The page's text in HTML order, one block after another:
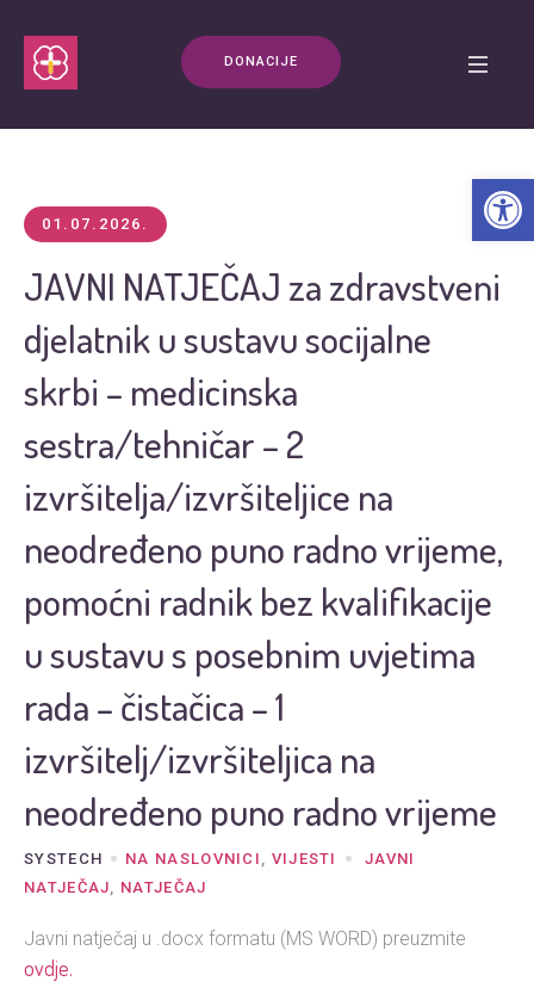
DONACIJE
01.07.2026.
JAVNI NATJEČAJ za zdravstveni
djelatnik u sustavu socijalne
skrbi – medicinska
sestra/tehničar – 2
izvršitelja/izvršiteljice na
neodređeno puno radno vrijeme,
pomoćni radnik bez kvalifikacije
u sustavu s posebnim uvjetima
rada – čistačica – 1
izvršitelj/izvršiteljica na
neodređeno puno radno vrijeme
SYSTECH NA NASLOVNICI , VIJESTI
JAVNI
NATJEČAJ, NATJEČAJ
Javni natječaj u .docx formatu (MS WORD) preuzmite
ovdje.